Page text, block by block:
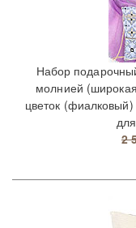
Набор
молнией
цветок
2